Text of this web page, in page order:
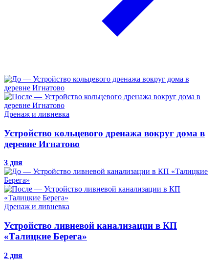
Дренаж и ливневка
Устройство кольцевого дренажа вокруг дома в
деревне Игнатово
3 дня
Дренаж и ливневка
Устройство ливневой канализации в КП
«Талицкие Берега»
2 дня